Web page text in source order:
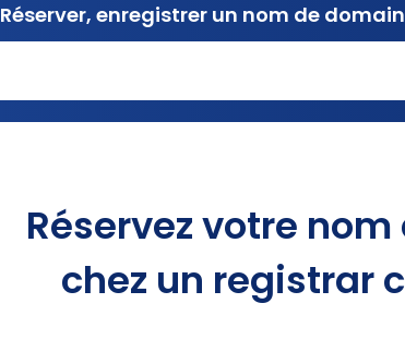
Réserver, enregistrer un nom de
Réservez votre
chez un registrar